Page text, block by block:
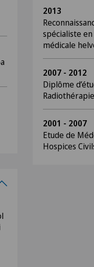
2013
spécialiste
médicale
2007 - 2012
Diplôme
2001 - 2007
Etude de
Hospices